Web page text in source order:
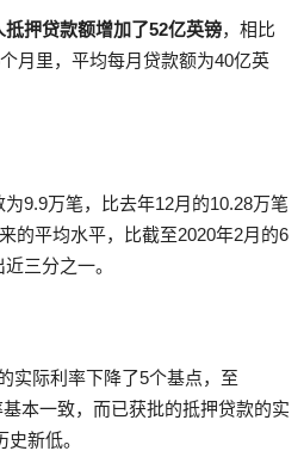
抵押贷款额增加了52亿英镑，相比
月里，平均每月贷款额为40亿英
9.9万笔，比去年12月的10.28万笔
的平均水平，比截至2020年2月的6
三分之一。
实际利率下降了5个基点，至
本一致，而已获批的抵押贷款的实
新低。